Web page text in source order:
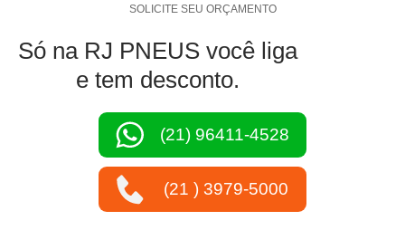
SOLICITE SEU ORÇAMENTO
Só na RJ PNEUS você liga
e tem desconto.
(21) 96411-4528
(21 ) 3979-5000